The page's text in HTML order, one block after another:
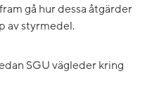
gå hur dessa åtgärder
av styrmedel.
SGU vägleder kring